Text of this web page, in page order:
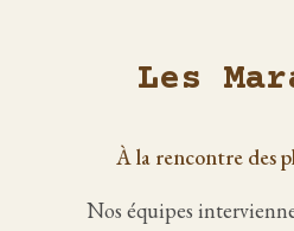
Les
À la rencontre des
Nos équipes